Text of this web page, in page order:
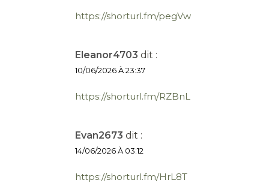
https://shorturl.fm/pegVw
Eleanor4703 dit :
10/06/2026 À 23:37
https://shorturl.fm/RZBnL
Evan2673 dit :
14/06/2026 À 03:12
https://shorturl.fm/HrL8T